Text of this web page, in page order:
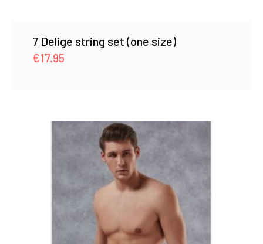
7 Delige string set (one size)
€17.95